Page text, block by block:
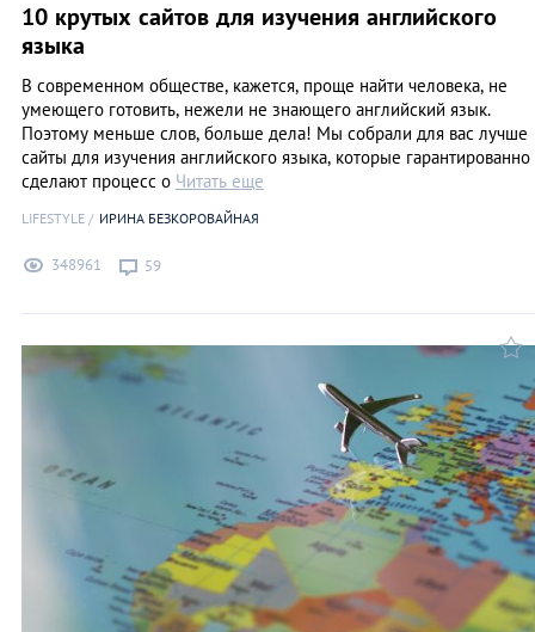
10 крутых сайтов для изучения английского
языка
В современном обществе, кажется, проще найти человека, не
умеющего готовить, нежели не знающего английский язык.
Поэтому меньше слов, больше дела! Мы собрали для вас лучше
сайты для изучения английского языка, которые гарантированно
сделают процесс о Читать еще
LIFESTYLE ИРИНА БЕЗКОРОВАЙНАЯ
348961 59